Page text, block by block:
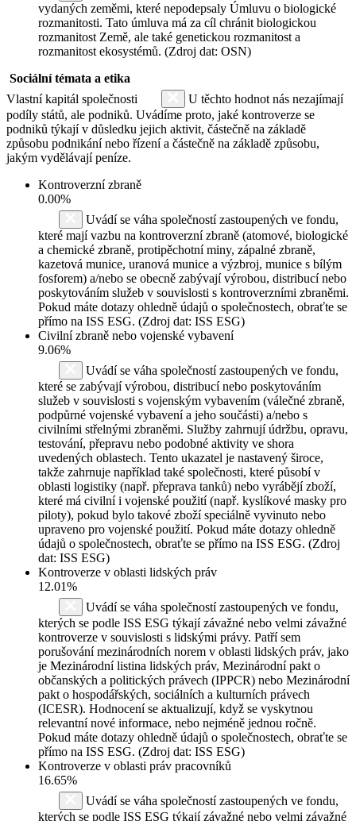
vydaných zeměmi, které nepodepsaly Úmluvu o biologické
rozmanitosti. Tato úmluva má za cíl chránit biologickou
rozmanitost Země, ale také genetickou rozmanitost a
rozmanitost ekosystémů. (Zdroj dat: OSN)
Sociální témata a etika
Vlastní kapitál společnosti
U těchto hodnot nás nezajímají
podíly států, ale podniků. Uvádíme proto, jaké kontroverze se
podniků týkají v důsledku jejich aktivit, částečně na základě
způsobu podnikání nebo řízení a částečně na základě způsobu,
jakým vydělávají peníze.
Kontroverzní zbraně
0.00%
Uvádí se váha společností zastoupených ve fondu,
které mají vazbu na kontroverzní zbraně (atomové, biologické
a chemické zbraně, protipěchotní miny, zápalné zbraně,
kazetová munice, uranová munice a výzbroj, munice s bílým
fosforem) a/nebo se obecně zabývají výrobou, distribucí nebo
poskytováním služeb v souvislosti s kontroverzními zbraněmi.
Pokud máte dotazy ohledně údajů o společnostech, obraťte se
přímo na ISS ESG. (Zdroj dat: ISS ESG)
Civilní zbraně nebo vojenské vybavení
9.06%
Uvádí se váha společností zastoupených ve fondu,
které se zabývají výrobou, distribucí nebo poskytováním
služeb v souvislosti s vojenským vybavením (válečné zbraně,
podpůrné vojenské vybavení a jeho součásti) a/nebo s
civilními střelnými zbraněmi. Služby zahrnují údržbu, opravu,
testování, přepravu nebo podobné aktivity ve shora
uvedených oblastech. Tento ukazatel je nastavený široce,
takže zahrnuje například také společnosti, které působí v
oblasti logistiky (např. přeprava tanků) nebo vyrábějí zboží,
které má civilní i vojenské použití (např. kyslíkové masky pro
piloty), pokud bylo takové zboží speciálně vyvinuto nebo
upraveno pro vojenské použití. Pokud máte dotazy ohledně
údajů o společnostech, obraťte se přímo na ISS ESG. (Zdroj
dat: ISS ESG)
Kontroverze v oblasti lidských práv
12.01%
Uvádí se váha společností zastoupených ve fondu,
kterých se podle ISS ESG týkají závažné nebo velmi závažné
kontroverze v souvislosti s lidskými právy. Patří sem
porušování mezinárodních norem v oblasti lidských práv, jako
je Mezinárodní listina lidských práv, Mezinárodní pakt o
občanských a politických právech (IPPCR) nebo Mezinárodní
pakt o hospodářských, sociálních a kulturních právech
(ICESR). Hodnocení se aktualizují, když se vyskytnou
relevantní nové informace, nebo nejméně jednou ročně.
Pokud máte dotazy ohledně údajů o společnostech, obraťte se
přímo na ISS ESG. (Zdroj dat: ISS ESG)
Kontroverze v oblasti práv pracovníků
16.65%
Uvádí se váha společností zastoupených ve fondu,
kterých se podle ISS ESG týkají závažné nebo velmi závažné